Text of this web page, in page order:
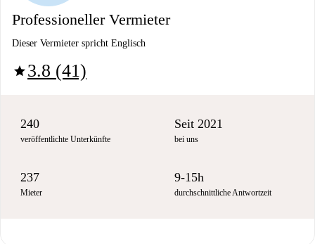
Professioneller Vermieter
Dieser Vermieter spricht Englisch
star3.8 (41)
240
veröffentlichte Unterkünfte
Seit 2021
bei uns
237
Mieter
9-15h
durchschnittliche Antwortzeit